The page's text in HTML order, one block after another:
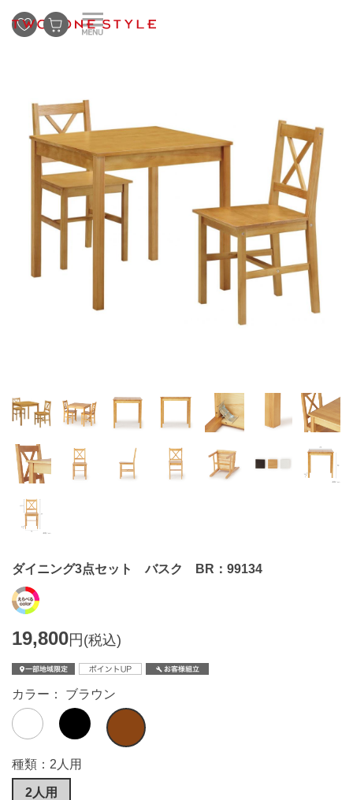
ダイニング3点セット バスク BR：99134
19,800円(税込)
カラー： ブラウン
種類：2人用
2人用